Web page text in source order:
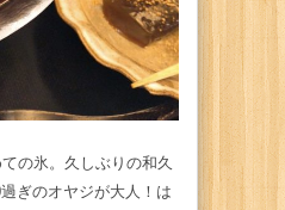
の氷。久しぶりの和久
ぎのオヤジが大人！は